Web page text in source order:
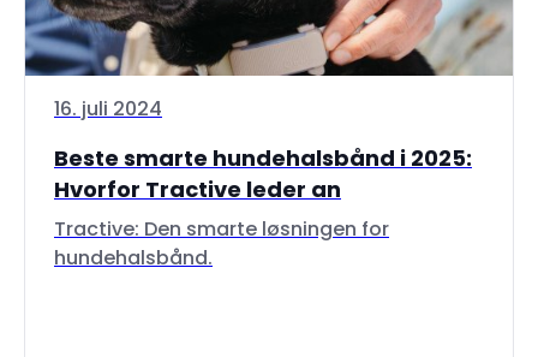
16. juli 2024
Beste smarte hundehalsbånd i 2025:
Hvorfor Tractive leder an
Tractive: Den smarte løsningen for
hundehalsbånd.